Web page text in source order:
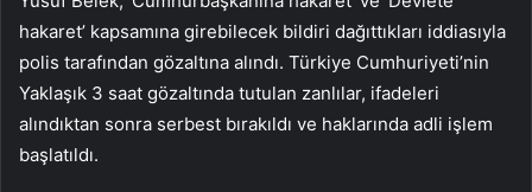
hakaret’ kapsamına girebilecek bildiri dağıttıkları iddiasıyla
polis tarafından gözaltına alındı. Türkiye Cumhuriyeti’nin
Yaklaşık 3 saat gözaltında tutulan zanlılar, ifadeleri
alındıktan sonra serbest bırakıldı ve haklarında adli işlem
başlatıldı.